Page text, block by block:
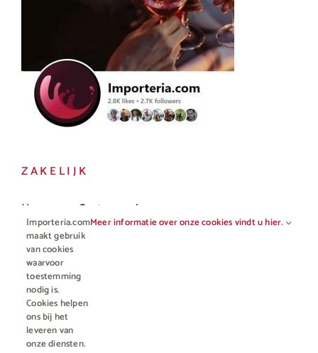
ZAKELIJK
Horeca en Gastronomie
Vakhandel
Importeria.com
maakt gebruik
van cookies
waarvoor
toestemming
nodig is.
Cookies helpen
ons bij het
leveren van
onze diensten.
Meer informatie over onze cookies vindt u hier.